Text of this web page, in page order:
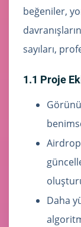
beğeniler,
sayıları,
1.1 Proje
Daha